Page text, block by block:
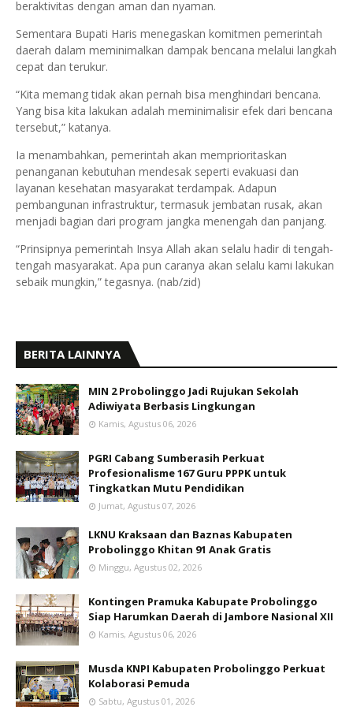
beraktivitas dengan aman dan nyaman.
Sementara Bupati Haris menegaskan komitmen pemerintah
daerah dalam meminimalkan dampak bencana melalui langkah
cepat dan terukur.
“Kita memang tidak akan pernah bisa menghindari bencana.
Yang bisa kita lakukan adalah meminimalisir efek dari bencana
tersebut,” katanya.
Ia menambahkan, pemerintah akan memprioritaskan
penanganan kebutuhan mendesak seperti evakuasi dan
layanan kesehatan masyarakat terdampak. Adapun
pembangunan infrastruktur, termasuk jembatan rusak, akan
menjadi bagian dari program jangka menengah dan panjang.
“Prinsipnya pemerintah Insya Allah akan selalu hadir di tengah-
tengah masyarakat. Apa pun caranya akan selalu kami lakukan
sebaik mungkin,” tegasnya. (nab/zid)
BERITA LAINNYA
MIN 2 Probolinggo Jadi Rujukan Sekolah
Adiwiyata Berbasis Lingkungan
Kamis, Agustus 06, 2026
PGRI Cabang Sumberasih Perkuat
Profesionalisme 167 Guru PPPK untuk
Tingkatkan Mutu Pendidikan
Jumat, Agustus 07, 2026
LKNU Kraksaan dan Baznas Kabupaten
Probolinggo Khitan 91 Anak Gratis
Minggu, Agustus 02, 2026
Kontingen Pramuka Kabupate Probolinggo
Siap Harumkan Daerah di Jambore Nasional XII
Kamis, Agustus 06, 2026
Musda KNPI Kabupaten Probolinggo Perkuat
Kolaborasi Pemuda
Sabtu, Agustus 01, 2026